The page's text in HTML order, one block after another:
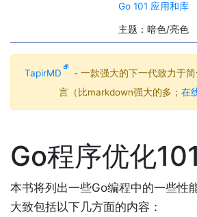
Go 101 应用和库
主题：暗色/亮色
TapirMD
- 一款强大的下一代致力于
言（比markdown强大的多； 在
Go程序优化101
本书将列出一些Go编程中的一些性
大致包括以下几方面的内容：